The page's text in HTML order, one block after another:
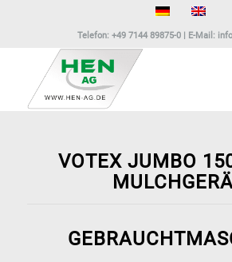
Telefon:+49 7144 89875-0 | E-Mail:
VOTEX JUMBO